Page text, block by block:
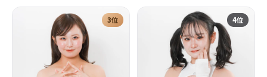
3位 4位